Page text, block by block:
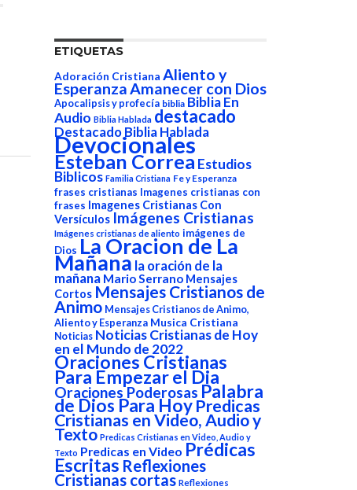
ETIQUETAS
Adoración Cristiana Aliento y
EsperanzaAmanecer con Dios
Apocalipsis y profecía biblia Biblia En
Audio Biblia Hablada destacado
Destacado Biblia Hablada
Devocionales
Esteban Correa Estudios
Biblicos Familia Cristiana Fe y Esperanza
frases cristianas Imagenes cristianas con
frases Imagenes Cristianas Con
Versículos Imágenes Cristianas
Imágenes cristianas de aliento imágenes de
Dios La Oracion de La
Mañana la oración de la
mañana Mario Serrano Mensajes
Cortos Mensajes Cristianos de
Animo Mensajes Cristianos de Animo,
Aliento y Esperanza Musica Cristiana
Noticias Noticias Cristianas de Hoy
en el Mundo de 2022
Oraciones Cristianas
Para Empezar el Dia
Oraciones Poderosas Palabra
de Dios Para HoyPredicas
Cristianas en Video, Audio y
Texto Predicas Cristianas en Video, Audio y
Texto Predicas en Video Prédicas
Escritas Reflexiones
Cristianas cortas Reflexiones